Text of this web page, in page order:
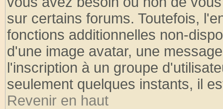
sur certains forums. Toutefois,
fonctions additionnelles non-
d'une image avatar, une
l'inscription à un groupe
seulement quelques instants, il
Revenir en haut